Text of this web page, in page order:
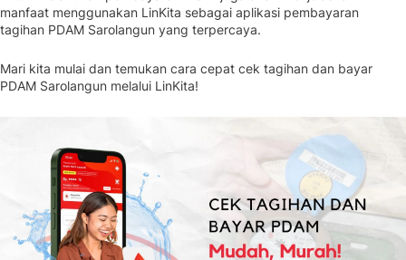
manfaat menggunakan LinKita sebagai aplikasi pembayaran
tagihan PDAM Sarolangun yang terpercaya.
Mari kita mulai dan temukan cara cepat cek tagihan dan bayar
PDAM Sarolangun melalui LinKita!